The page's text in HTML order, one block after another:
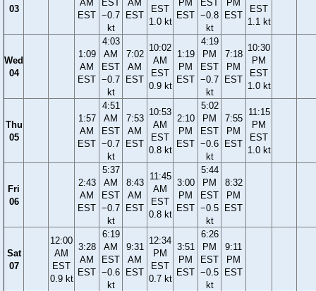
03
AM
EST
EST
−0.7
kt
AM
EST
EST
1.0 kt
PM
EST
EST
−0.8
kt
PM
EST
EST
1.1 kt
Wed
04
1:09
AM
EST
4:03
AM
EST
−0.7
kt
7:02
AM
EST
10:02
AM
EST
0.9 kt
1:19
PM
EST
4:19
PM
EST
−0.7
kt
7:18
PM
EST
10:30
PM
EST
1.0 kt
Thu
05
1:57
AM
EST
4:51
AM
EST
−0.7
kt
7:53
AM
EST
10:53
AM
EST
0.8 kt
2:10
PM
EST
5:02
PM
EST
−0.6
kt
7:55
PM
EST
11:15
PM
EST
1.0 kt
Fri
06
2:43
AM
EST
5:37
AM
EST
−0.7
kt
8:43
AM
EST
11:45
AM
EST
0.8 kt
3:00
PM
EST
5:44
PM
EST
−0.5
kt
8:32
PM
EST
Sat
07
12:00
AM
EST
0.9 kt
3:28
AM
EST
6:19
AM
EST
−0.6
kt
9:31
AM
EST
12:34
PM
EST
0.7 kt
3:51
PM
EST
6:26
PM
EST
−0.5
kt
9:11
PM
EST